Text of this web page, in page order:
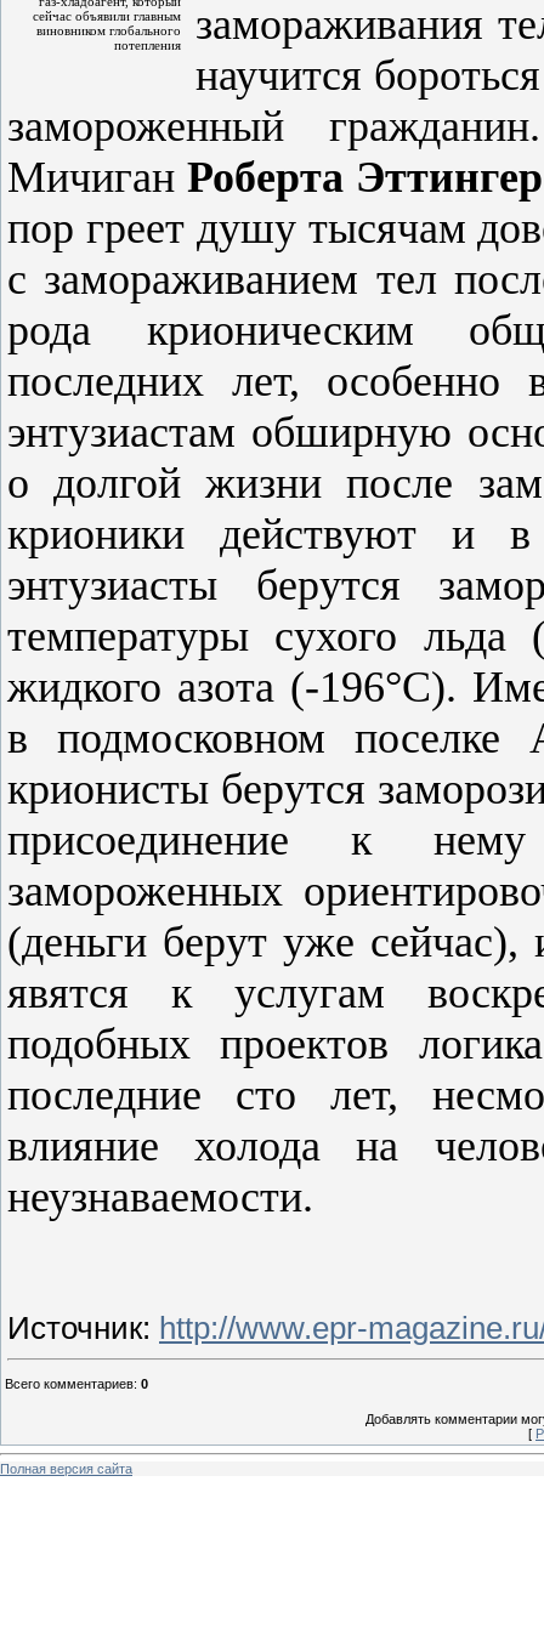
сейчас объявили главным
виновником глобального
потепления
замораживания
научится
замороженный
МичиганРоберта
пор греет душу тысячам
с замораживанием тел
рода крионическим
последних лет, особенно
энтузиастам обширную
о долгой жизни после
крионики действуют и
энтузиасты берутся
температуры сухого
жидкого азота (-196°C).
в подмосковном
крионисты берутся
присоединение к
замороженных
(деньги берут уже сейчас),
явятся к услугам
подобных проектов
последние сто лет,
влияние холода на
неузнаваемости.
Источник: http://www.epr-
Всего комментариев: 0
Добавлять комментарии
[
Полная версия сайта